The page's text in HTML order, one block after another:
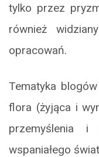
tylko przez
również
opracowań.
Tematyka
flora (żyjąca i
przemyślenia
wspaniałego